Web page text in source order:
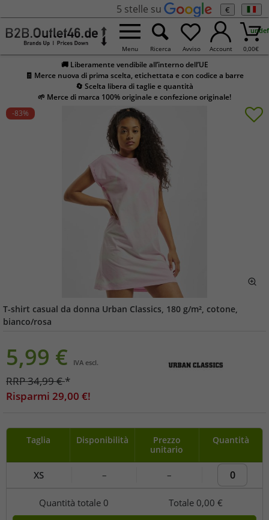
5 stelle su €
Menu Ricerca Avviso Account 0,00€
🚚 Liberamente vendibile all’interno dell’UE
🧾 Merce nuova di prima scelta, etichettata e con codice a barre
🔄 Scelta libera di taglie e quantità
🌱 Merce di marca 100% originale e confezione originale!
-83%
T-shirt casual da donna Urban Classics, 180 g/m², cotone,
bianco/rosa
5,99 € IVA escl.
RRP34,99€*
Risparmi 29,00 €!
Taglia Disponibilità
Prezzo
unitario
Quantità
XS – –
Quantità totale 0 Totale 0,00 €